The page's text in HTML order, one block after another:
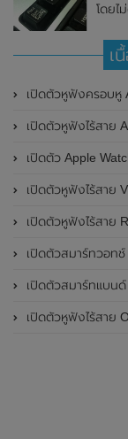
โดยไ
เ
เปิดตัวหูฟังครอบหู
เปิดตัวหูฟังไร้สาย
เปิดตัว Apple Watch
เปิดตัวหูฟังไร้สาย Vivo TWS 3e อย่างเป็นทางการแล้ว
เปิดตัวหูฟังไร้สาย Realme Buds T310 อย่างเป็นทางกา
เปิดตัวสมาร์ทวอทช์ Realme Watch S2 อย่างเป็นทางการในประเทศอิน
เปิดตัวสมาร์ทแบนด์ Xiaomi Smart Band 9 อย่างเ
เปิดตัวหูฟังไร้สาย OnePlus Nord Buds 3 Pro อย่าง